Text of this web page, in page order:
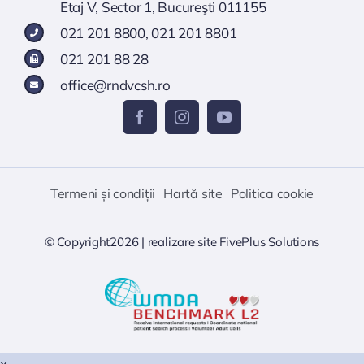
Etaj V, Sector 1, Bucureşti 011155
021 201 8800, 021 201 8801
021 201 88 28
office@rndvcsh.ro
Termeni și condiții Hartă site Politica cookie
© Copyright2026 | realizare site FivePlus Solutions